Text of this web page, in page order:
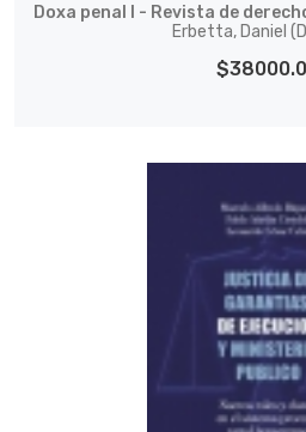
Doxa penal I - Revista de
Erbetta, Daniel